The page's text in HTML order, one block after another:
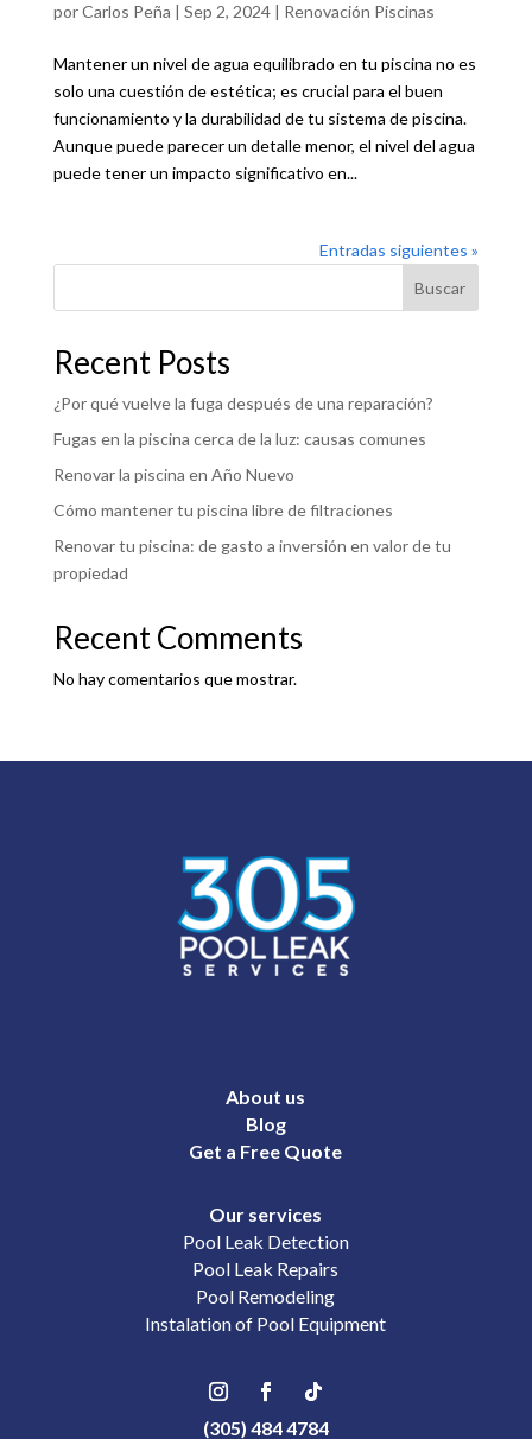
porCarlos Peña | Sep 2, 2024| Renovación Piscinas
Mantener un nivel de agua equilibrado en tu piscina no es
solo una cuestión de estética; es crucial para el buen
funcionamiento y la durabilidad de tu sistema de piscina.
Aunque puede parecer un detalle menor, el nivel del agua
puede tener un impacto significativo en...
Entradas siguientes »
Buscar
Recent Posts
¿Por qué vuelve la fuga después de una reparación?
Fugas en la piscina cerca de la luz: causas comunes
Renovar la piscina en Año Nuevo
Cómo mantener tu piscina libre de filtraciones
Renovar tu piscina: de gasto a inversión en valor de tu
propiedad
Recent Comments
No hay comentarios que mostrar.
About us
Blog
Get a Free Quote
Our services
Pool Leak Detection
Pool Leak Repairs
Pool Remodeling
Instalation of Pool Equipment
(305) 484 4784